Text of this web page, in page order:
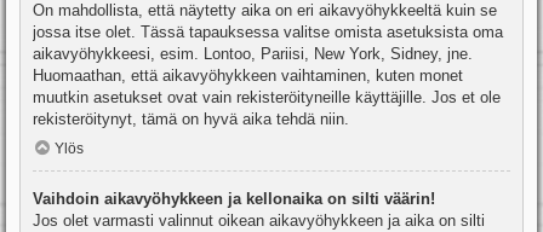
On mahdollista, että näytetty aika on eri aikavyöhykkeeltä kuin se
jossa itse olet. Tässä tapauksessa valitse omista asetuksista oma
aikavyöhykkeesi, esim. Lontoo, Pariisi, New York, Sidney, jne.
Huomaathan, että aikavyöhykkeen vaihtaminen, kuten monet
muutkin asetukset ovat vain rekisteröityneille käyttäjille. Jos et ole
rekisteröitynyt, tämä on hyvä aika tehdä niin.
Ylös
Vaihdoin aikavyöhykkeen ja kellonaika on silti väärin!
Jos olet varmasti valinnut oikean aikavyöhykkeen ja aika on silti